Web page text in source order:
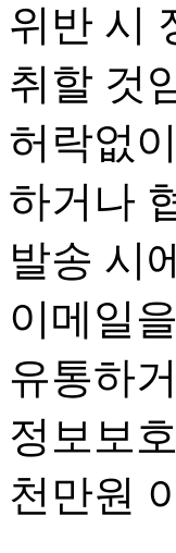
위반 시
취할 것
허락없
하거나
발송 시
이메일
유통하
정보보
천만원